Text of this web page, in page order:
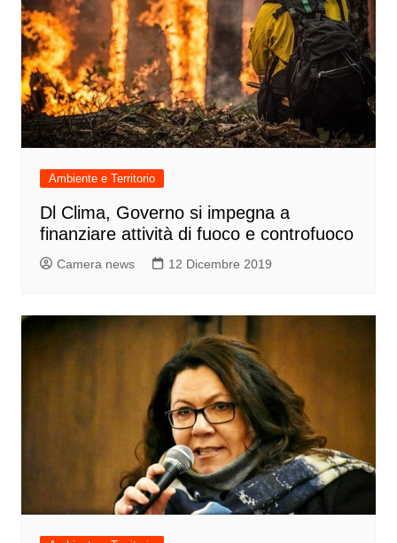
Ambiente e Territorio
Dl Clima, Governo si impegna a
finanziare attività di fuoco e controfuoco
Camera news 12 Dicembre 2019